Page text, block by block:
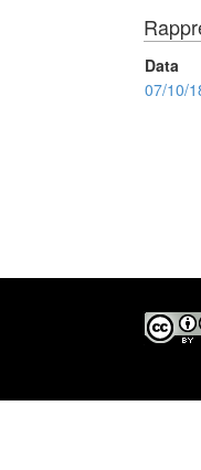
Data
07/10/